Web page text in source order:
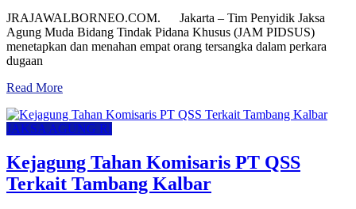
JRAJAWALBORNEO.COM. Jakarta – Tim Penyidik Jaksa
Agung Muda Bidang Tindak Pidana Khusus (JAM PIDSUS)
menetapkan dan menahan empat orang tersangka dalam perkara
dugaan
Read More
JAKSA AGUNG RI
Kejagung Tahan Komisaris PT QSS
Terkait Tambang Kalbar